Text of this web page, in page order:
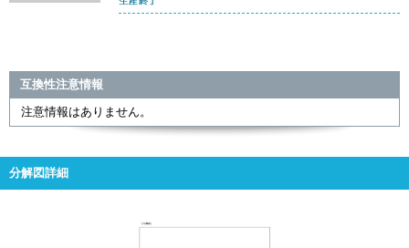
互換性注意情報
注意情報はありません。
分解図詳細